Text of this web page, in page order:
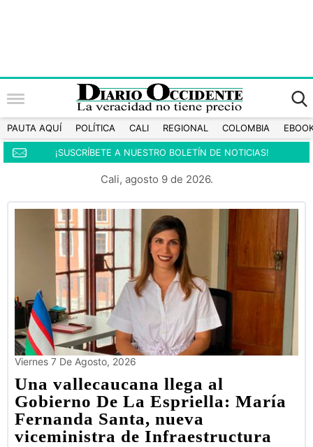
PAUTA AQUÍ POLÍTICA CALI REGIONAL COLOMBIA
¡SUSCRÍBETE A NUESTRO BOLETÍN DE NOTICIAS!
Cali, agosto 9 de 2026.
Viernes 7 De Agosto, 2026
Una vallecaucana llega al
Gobierno De La Espriella: María
Fernanda Santa, nueva
viceministra de Infraestructura